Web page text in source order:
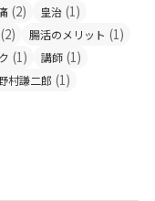
(2) 皇治 (1)
(2) 腸活のメリット (1)
(1) 講師 (1)
村謙二郎 (1)